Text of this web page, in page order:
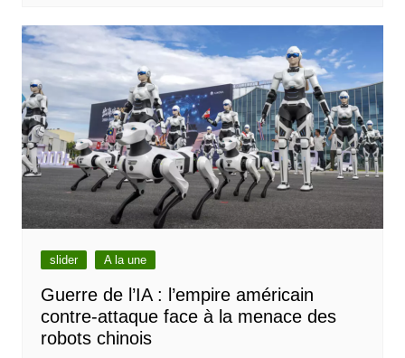
slider A la une
Guerre de l’IA : l’empire américain
contre-attaque face à la menace des
robots chinois